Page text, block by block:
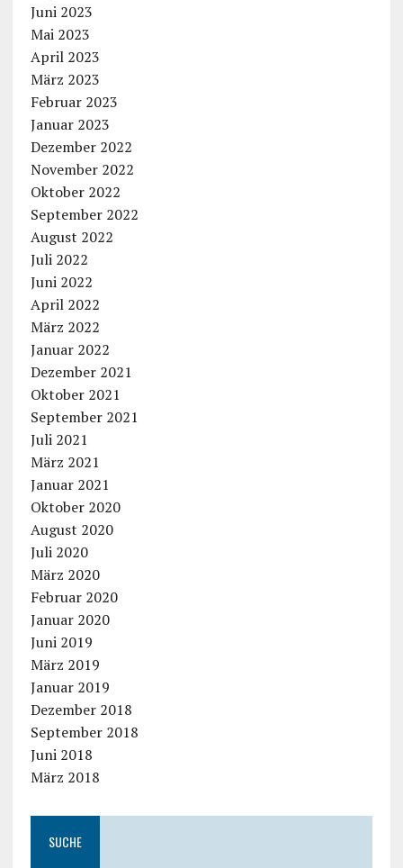
Juni 2023
Mai 2023
April 2023
März 2023
Februar 2023
Januar 2023
Dezember 2022
November 2022
Oktober 2022
September 2022
August 2022
Juli 2022
Juni 2022
April 2022
März 2022
Januar 2022
Dezember 2021
Oktober 2021
September 2021
Juli 2021
März 2021
Januar 2021
Oktober 2020
August 2020
Juli 2020
März 2020
Februar 2020
Januar 2020
Juni 2019
März 2019
Januar 2019
Dezember 2018
September 2018
Juni 2018
März 2018
SUCHE